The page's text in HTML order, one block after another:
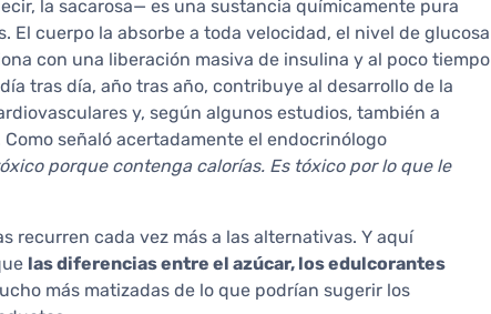
la sacarosa— es una sustancia químicamente pura
cuerpo la absorbe a toda velocidad, el nivel de glucosa
con una liberación masiva de insulina y al poco tiempo
tras día, año tras año, contribuye al desarrollo de la
y, según algunos estudios, también a
señaló acertadamente el endocrinólogo
porque contenga calorías. Es tóxico por lo que le
recurren cada vez más a las alternativas. Y aquí
las diferencias entre el azúcar, los edulcorantes
más matizadas de lo que podrían sugerir los